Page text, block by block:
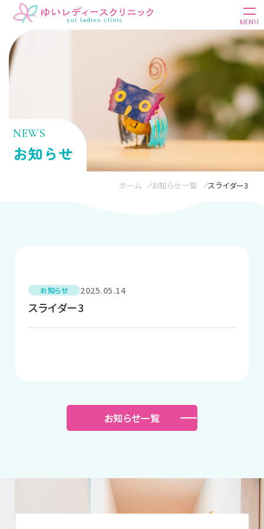
MENU
NEWS
お知らせ
ホーム お知らせ一覧 スライダー3
お知らせ 2025.05.14
スライダー3
お知らせ一覧